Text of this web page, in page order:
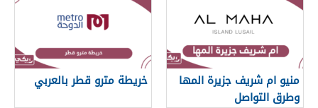
منيو ام شريف جزيرة المها
وطرق التواصل
خريطة مترو قطر بالعربي